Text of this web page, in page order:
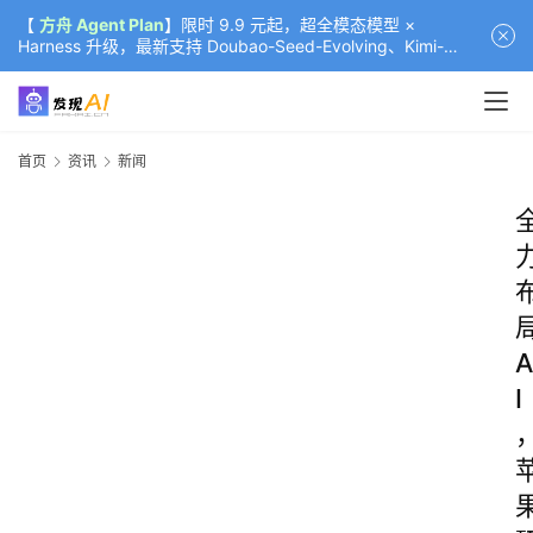
【 方舟 Agent Plan】限时 9.9 元起，超全模态模型 ×
Harness 升级，最新支持 Doubao-Seed-Evolving、Kimi-
K3（部分）、GLM-5.2
首页 资讯 新闻
A
I